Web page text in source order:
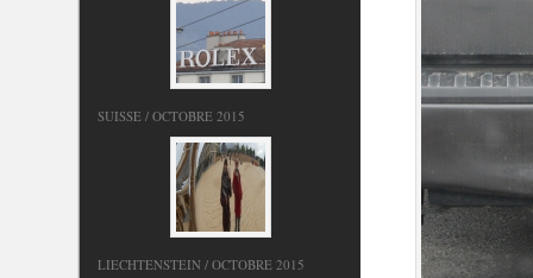
SUISSE / OCTOBRE 2015
LIECHTENSTEIN / OCTOBRE 2015